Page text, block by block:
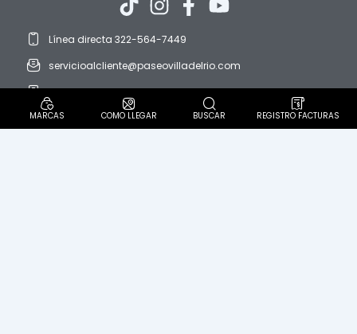
Línea directa 322-564-7449
servicioalcliente@paseovilladelrio.com
protedatos@paseovilladelrio.com
Horario: domingo a domingo. 8:00 AM a 9:00 PM
MARCAS COMO LLEGAR BUSCAR REGISTRO FACTURAS